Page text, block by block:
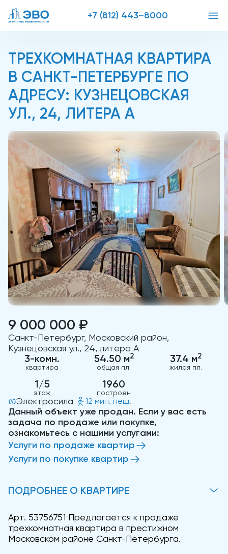
+7 (812) 443–8000
ТРЕХКОМНАТНАЯ КВАРТИРА
В САНКТ-ПЕТЕРБУРГЕ ПО
АДРЕСУ: КУЗНЕЦОВСКАЯ
УЛ., 24, ЛИТЕРА А
9 000 000 ₽
Санкт-Петербург, Московский район,
Кузнецовская ул., 24, литера А
3-комн.
квартира
54.50 м2
общая пл.
37.4 м2
жилая пл.
1/5
этаж
1960
построен
Электросила 12 мин. пеш.
Данный объект уже продан. Если у вас есть
задача по продаже или покупке,
ознакомьтесь с нашими услугами:
Услуги по продаже квартир
Услуги по покупке квартир
ПОДРОБНЕЕ О КВАРТИРЕ
Арт. 53756751 Предлагается к продаже
трехкомнатная квартира в престижном
Московском районе Санкт-Петербурга.